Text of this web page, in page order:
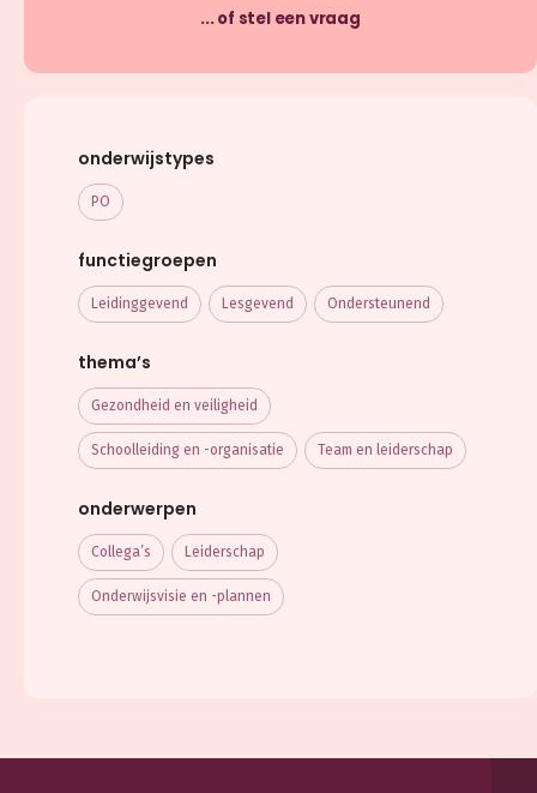
... of stel een vraag
onderwijstypes
PO
functiegroepen
Leidinggevend Lesgevend Ondersteunend
thema’s
Gezondheid en veiligheid
Schoolleiding en -organisatie Team en leiderschap
onderwerpen
Collega’s Leiderschap
Onderwijsvisie en -plannen